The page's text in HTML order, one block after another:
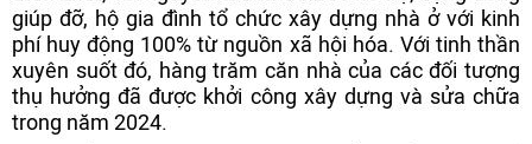
giúp đỡ, hộ gia đình tổ chức xây dựng nhà ở với kinh
phí huy động 100% từ nguồn xã hội hóa. Với tinh thần
xuyên suốt đó, hàng trăm căn nhà của các đối tượng
thụ hưởng đã được khởi công xây dựng và sửa chữa
trong năm 2024.